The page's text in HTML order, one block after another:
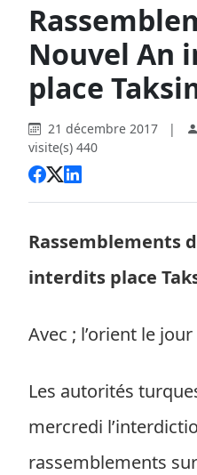
Nouvel An
place
21 décembre 2017 |
visite(s) 440
Rassemblements
interdits place
Avec ; l’orient le jour
Les autorités
mercredi
rassemblements